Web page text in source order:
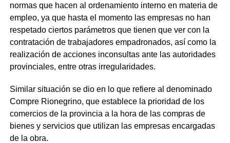
normas que hacen al ordenamiento interno en materia de
empleo, ya que hasta el momento las empresas no han
respetado ciertos parámetros que tienen que ver con la
contratación de trabajadores empadronados, así como la
realización de acciones inconsultas ante las autoridades
provinciales, entre otras irregularidades.
Similar situación se dio en lo que refiere al denominado
Compre Rionegrino, que establece la prioridad de los
comercios de la provincia a la hora de las compras de
bienes y servicios que utilizan las empresas encargadas
de la obra.